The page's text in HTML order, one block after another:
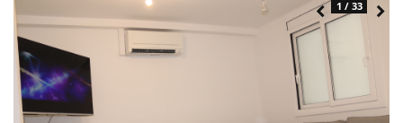
1 / 33